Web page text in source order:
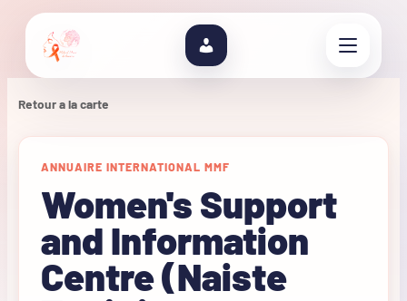
Retour a la carte
ANNUAIRE INTERNATIONAL MMF
Women's Support
and Information
Centre (Naiste